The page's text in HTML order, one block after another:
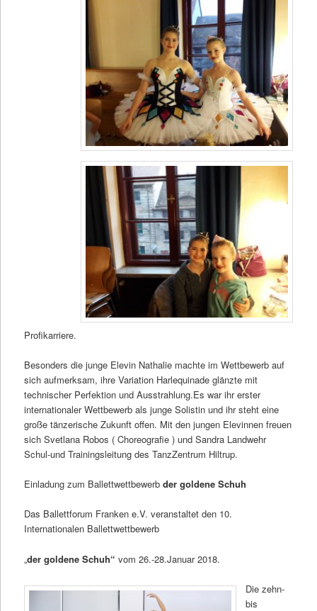
Profikarriere.
Besonders die junge Elevin Nathalie machte im Wettbewerb auf
sich aufmerksam, ihre Variation Harlequinade glänzte mit
technischer Perfektion und Ausstrahlung.Es war ihr erster
internationaler Wettbewerb als junge Solistin und ihr steht eine
große tänzerische Zukunft offen. Mit den jungen Elevinnen freuen
sich Svetlana Robos ( Choreografie ) und Sandra Landwehr
Schul-und Trainingsleitung des TanzZentrum Hiltrup.
Einladung zum Ballettwettbewerbder goldene Schuh
Das Ballettforum Franken e.V. veranstaltet den 10.
Internationalen Ballettwettbewerb
„der goldene Schuh“vom 26.-28.Januar 2018.
Die zehn-
bis